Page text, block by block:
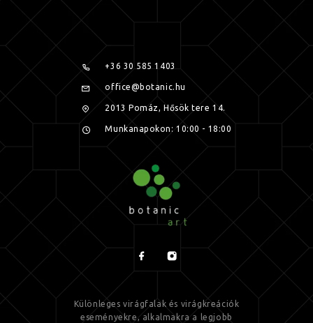
+36 30 585 1403
office@botanic.hu
2013 Pomáz, Hősök tere 14.
Munkanapokon: 10:00 - 18:00
Különleges virágfalak és virágkreációk
eseményekre, alkalmakra a legjobb